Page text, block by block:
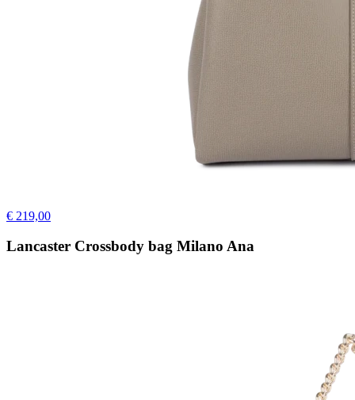
€ 219,00
Lancaster Crossbody bag Milano Ana